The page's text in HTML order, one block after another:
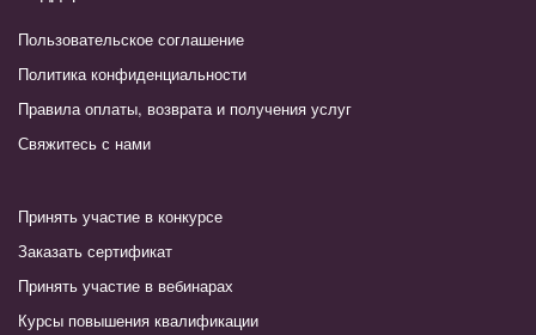
Пользовательское соглашение
Политика конфиденциальности
Правила оплаты, возврата и получения услуг
Свяжитесь с нами
Принять участие в конкурсе
Заказать сертификат
Принять участие в вебинарах
Курсы повышения квалификации